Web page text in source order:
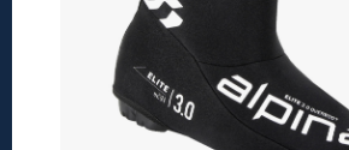
Ledige stillinger
Ledige stillinger